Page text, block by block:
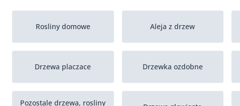
Rosliny domowe Aleja z drzew
Drzewa placzace Drzewka ozdobne
Pozostale drzewa, rosliny